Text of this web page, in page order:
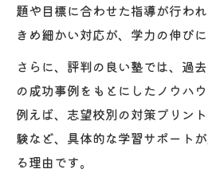
題や目標に合わせた指導が行わ
きめ細かい対応が、学力の伸びに
さらに、評判の良い塾では、過
の成功事例をもとにしたノウハ
例えば、志望校別の対策プリン
験など、具体的な学習サポート
る理由です。